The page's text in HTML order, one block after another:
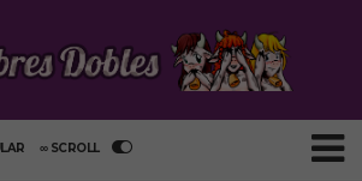
∞ SCROLL